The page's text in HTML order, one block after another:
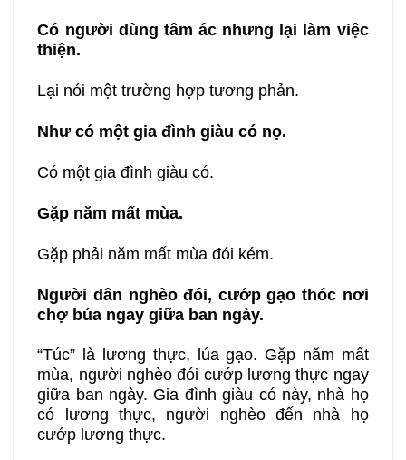
Có người dùng tâm ác nhưng lại làm việc
thiện.
Lại nói một trường hợp tương phản.
Như có một gia đình giàu có nọ.
Có một gia đình giàu có.
Gặp năm mất mùa.
Gặp phải năm mất mùa đói kém.
Người dân nghèo đói, cướp gạo thóc nơi
chợ búa ngay giữa ban ngày.
“Túc” là lương thực, lúa gạo. Gặp năm mất
mùa, người nghèo đói cướp lương thực ngay
giữa ban ngày. Gia đình giàu có này, nhà họ
có lương thực, người nghèo đến nhà họ
cướp lương thực.